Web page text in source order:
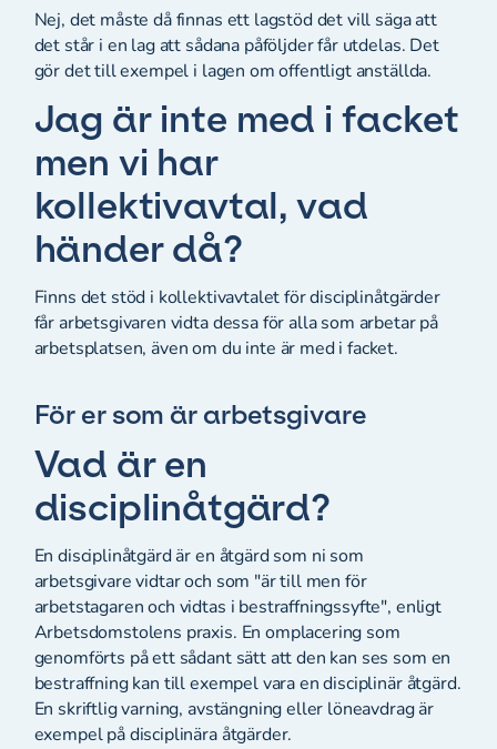
Nej, det måste då finnas ett lagstöd det vill säga att
det står i en lag att sådana påföljder får utdelas. Det
gör det till exempel i lagen om offentligt anställda.
Jag är inte med i facket
men vi har
kollektivavtal, vad
händer då?
Finns det stöd i kollektivavtalet för disciplinåtgärder
får arbetsgivaren vidta dessa för alla som arbetar på
arbetsplatsen, även om du inte är med i facket.
För er som är arbetsgivare
Vad är en
disciplinåtgärd?
En disciplinåtgärd är en åtgärd som ni som
arbetsgivare vidtar och som "är till men för
arbetstagaren och vidtas i bestraffningssyfte", enligt
Arbetsdomstolens praxis. En omplacering som
genomförts på ett sådant sätt att den kan ses som en
bestraffning kan till exempel vara en disciplinär åtgärd.
En skriftlig varning, avstängning eller löneavdrag är
exempel på disciplinära åtgärder.